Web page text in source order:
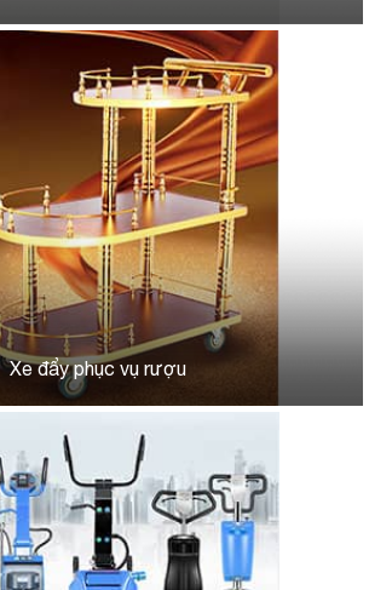
Xe đẩy phục vụ rượu